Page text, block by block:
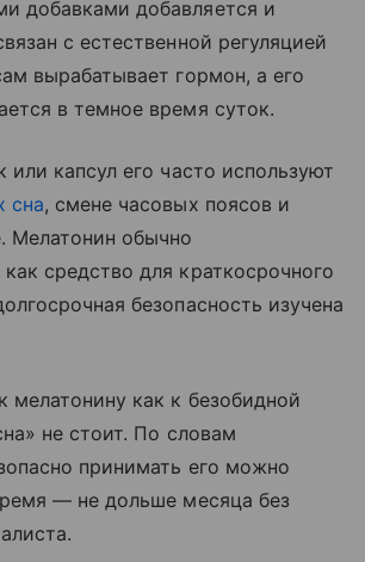
добавками добавляется и
с естественной регуляцией
вырабатывает гормон, а его
в темное время суток.
или капсул его часто используют
сна, смене часовых поясов и
Мелатонин обычно
средство для краткосрочного
безопасность изучена
мелатонину как к безобидной
не стоит. По словам
принимать его можно
— не дольше месяца без